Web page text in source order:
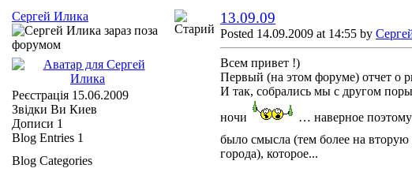
13.09.09
Posted 14.09.2009 at 14:55 by
Всем привет !)
Первый (на этом форуме) отчет о
И так, собрались мы с другом
ночи
… наверное
было смысла (тем более на
города), которое...
Сергей Илика
Реєстрація 15.06.2009
Звідки Ви Киев
Дописи 1
Blog Entries 1
Blog Categories